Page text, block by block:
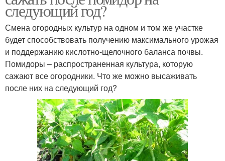
следующий год?
Смена огородных культур на одном и том же участке
будет способствовать получению максимального урожая
и поддержанию кислотно-щелочного баланса почвы.
Помидоры – распространенная культура, которую
сажают все огородники. Что же можно высаживать
после них на следующий год?